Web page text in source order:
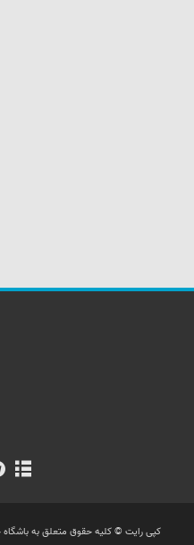
کپی رایت © کلیه حقوق متعلق به باشگاه